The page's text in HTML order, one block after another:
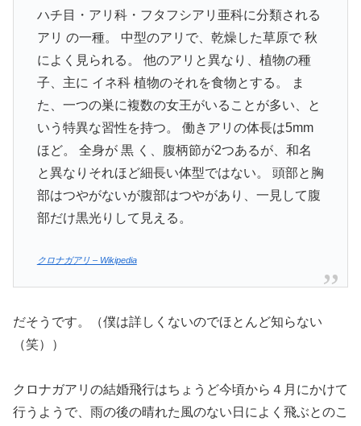
ハチ目・アリ科・フタフシアリ亜科に分類される
アリ の一種。 中型のアリで、乾燥した草原で 秋
によく見られる。 他のアリと異なり、植物の種
子、主に イネ科 植物のそれを食物とする。 ま
た、一つの巣に複数の女王がいることが多い、と
いう特異な習性を持つ。 働きアリの体長は5mm
ほど。 全身が 黒 く、腹柄節が2つあるが、和名
と異なりそれほど細長い体型ではない。 頭部と胸
部はつやがないが腹部はつやがあり、一見して腹
部だけ黒光りして見える。
クロナガアリ – Wikipedia
だそうです。（僕は詳しくないのでほとんど知らない
（笑））
クロナガアリの結婚飛行はちょうど今頃から４月にかけて
行うようで、雨の後の晴れた風のない日によく飛ぶとのこ